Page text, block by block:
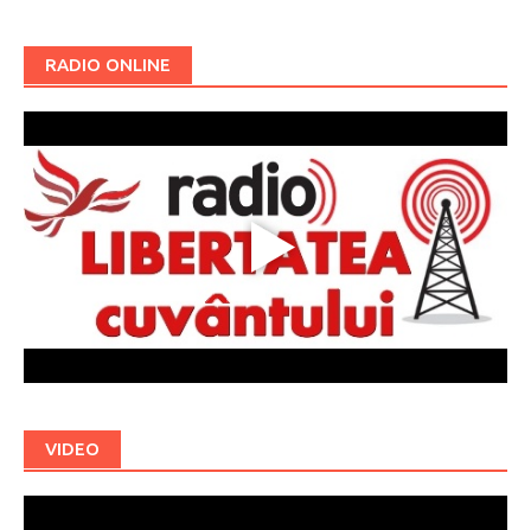
RADIO ONLINE
VIDEO